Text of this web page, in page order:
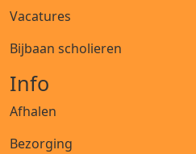
Vacatures
Bijbaan scholieren
Info
Afhalen
Bezorging